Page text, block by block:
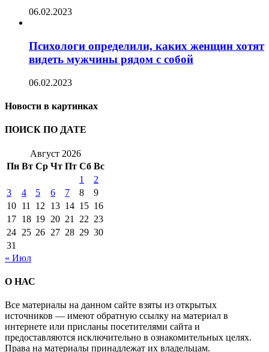
06.02.2023
Психологи определили, каких женщин хотят
видеть мужчины рядом с собой
06.02.2023
Новости в картинках
ПОИСК ПО ДАТЕ
Август 2026
Пн Вт Ср Чт Пт Сб Вс
1
2
3
4 5 6 7 8
9
10 11 12 13 14 15 16
17 18 19 20 21 22 23
24 25 26 27 28 29 30
31
« Июл
О НАС
Все материалы на данном сайте взяты из открытых
источников — имеют обратную ссылку на материал в
интернете или присланы посетителями сайта и
предоставляются исключительно в ознакомительных целях.
Права на материалы принадлежат их владельцам.